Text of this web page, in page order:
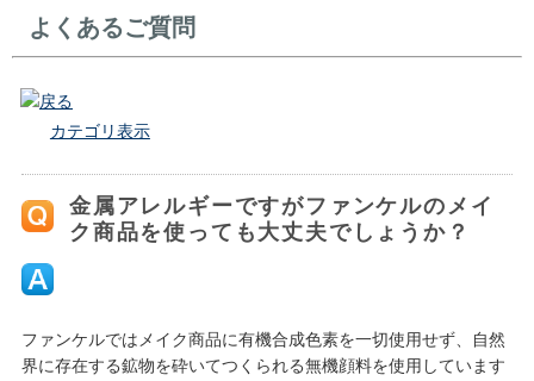
よくあるご質問
戻る
カテゴリ表示
金属アレルギーですがファンケルのメイ
ク商品を使っても大丈夫でしょうか？
ファンケルではメイク商品に有機合成色素を一切使用せず、自然
界に存在する鉱物を砕いてつくられる無機顔料を使用しています